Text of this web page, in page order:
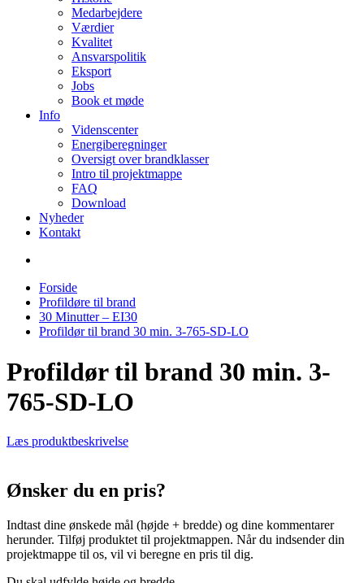
Medarbejdere
Værdier
Kvalitet
Ansvarspolitik
Eksport
Jobs
Book et møde
Info
Videnscenter
Energiberegninger
Oversigt over brandklasser
Intro til projektmappe
FAQ
Download
Nyheder
Kontakt
Forside
Profildøre til brand
30 Minutter – EI30
Profildør til brand 30 min. 3-765-SD-LO
Profildør til brand 30 min. 3-
765-SD-LO
Læs produktbeskrivelse
Ønsker du en pris?
Indtast dine ønskede mål (højde + bredde) og dine kommentarer
herunder. Tilføj produktet til projektmappen. Når du indsender din
projektmappe til os, vil vi beregne en pris til dig.